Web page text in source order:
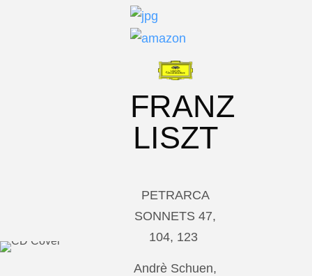
FRANZ
LISZT
PETRARCA
SONNETS 47,
104, 123
Andrè Schuen,